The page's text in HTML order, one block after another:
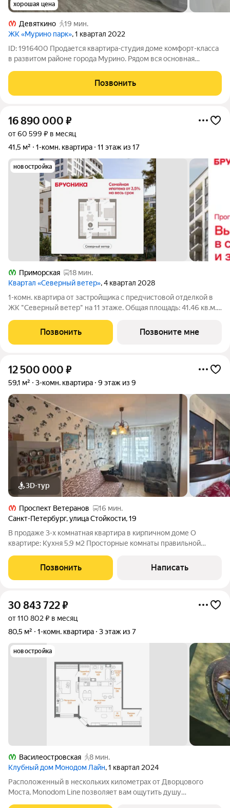
хорошая цена
Девяткино
19 мин.
ЖК «Мурино парк», 1 квартал 2022
ID: 1916400 Продается квартира-студия доме комфорт-класса
в развитом районе города Мурино. Рядом вся основная
пекарни, фитнес, пукнты выдачи). Пешая доступность до
метро, при необходимости
Позвонить
16 890 000 ₽
от 60 599 ₽ в месяц
41,5 м²
1-комн. квартира 11 этаж из 17
новостройка
Приморская
18 мин.
Квартал «Северный ветер», 4 квартал 2028
1-комн. квартира от застройщика с предчистовой отделкой в
ЖК "Северный ветер" на 11 этаже. Общая площадь: 41.46 кв.м.
«Северный ветер» легла идея деления квартала на шесть
Позвонить Позвоните мне
12 500 000 ₽
59,1 м² 3-комн. квартира 9 этаж из 9
3D-тур
Проспект Ветеранов
16 мин.
Санкт-Петербург,улица Стойкости,19
В продаже 3-х комнатная квартира в кирпичном доме О
квартире: Кухня 5,9 м2 Просторные комнаты правильной
Дом теплый Хорошие соседи, везде чисто. Территория дома
благоустроена Во дворе
Позвонить Написать
30 843 722₽
от 110 802 ₽ в месяц
80,5 м²
1-комн. квартира 3 этаж из 7
новостройка
Василеостровская
8 мин.
Клубный дом Монодом Лайн, 1 квартал 2024
Расположенный в нескольких километрах от Дворцового
Моста, Monodom Line позволяет вам ощутить душу